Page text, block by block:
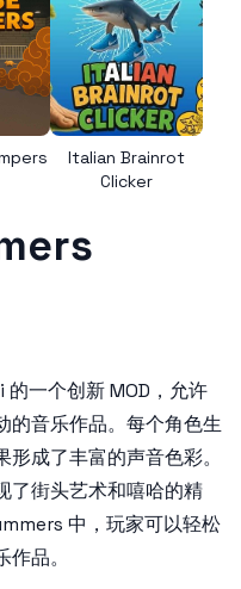
Italian Brainrot
Clicker
一个创新 MOD，允许
的音乐作品。每个角色生
成了丰富的声音色彩。
了街头艺术和嘻哈的精
中，玩家可以轻松
品。